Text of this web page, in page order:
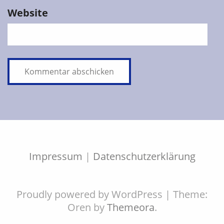
Website
Impressum | Datenschutzerklärung
Proudly powered by WordPress | Theme:
Oren byThemeora.